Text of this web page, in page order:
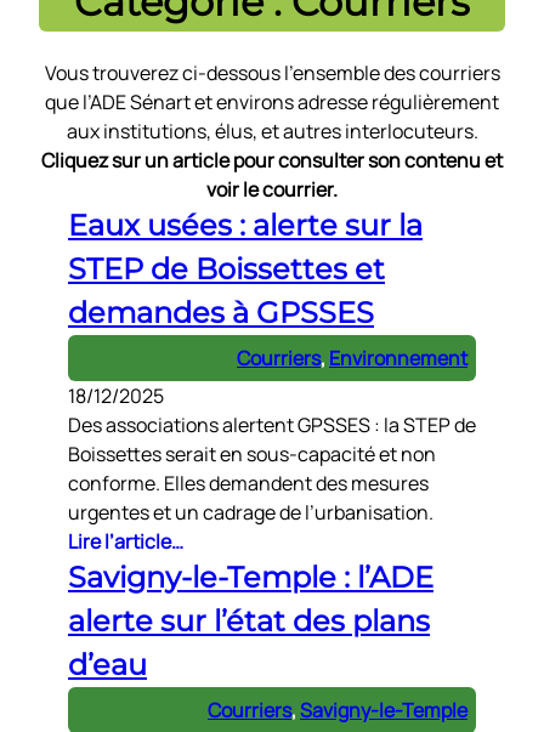
Vous trouverez ci-dessous l’ensemble des courriers
que l’ADE Sénart et environs adresse régulièrement
aux institutions, élus, et autres interlocuteurs.
Cliquez sur un article pour consulter son contenu et
voir le courrier.
Eaux usées : alerte sur la
STEP de Boissettes et
demandes à GPSSES
Courriers, Environnement
18/12/2025
Des associations alertent GPSSES : la STEP de
Boissettes serait en sous-capacité et non
conforme. Elles demandent des mesures
urgentes et un cadrage de l’urbanisation.
Lire l’article…
Savigny-le-Temple : l’ADE
alerte sur l’état des plans
d’eau
Courriers, Savigny-le-Temple